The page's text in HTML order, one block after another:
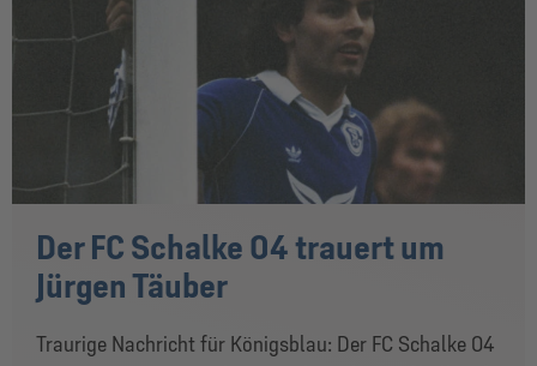
Der FC Schalke 04 trauert um
Jürgen Täuber
Traurige Nachricht für Königsblau: Der FC Schalke 04